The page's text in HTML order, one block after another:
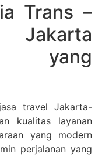
Trans –
yang
travel Jakarta-
kualitas layanan
yang modern
perjalanan yang